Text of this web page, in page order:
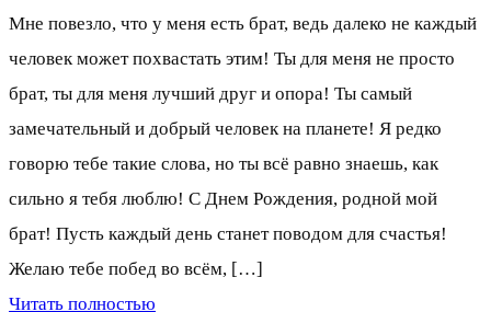
Мне повезло, что у меня есть брат, ведь далеко не каждый
человек может похвастать этим! Ты для меня не просто
брат, ты для меня лучший друг и опора! Ты самый
замечательный и добрый человек на планете! Я редко
говорю тебе такие слова, но ты всё равно знаешь, как
сильно я тебя люблю! С Днем Рождения, родной мой
брат! Пусть каждый день станет поводом для счастья!
Желаю тебе побед во всём, […]
Читать полностью